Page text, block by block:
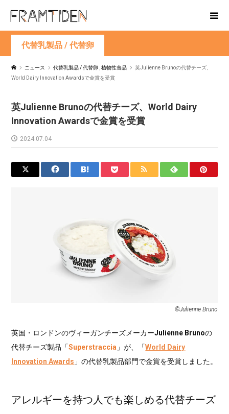
代替乳製品 / 代替卵
ニュース 代替乳製品 / 代替卵 ,植物性食品
英Julienne Brunoの代替チーズ、
World Dairy Innovation Awardsで金賞を受賞
英Julienne Brunoの代替チーズ、World Dairy
Innovation Awardsで金賞を受賞
2024.07.04
©︎Julienne Bruno
英国・ロンドンのヴィーガンチーズメーカーJulienne Brunoの
代替チーズ製品「Superstraccia 」が、「World Dairy
Innovation Awards 」の代替乳製品部門で金賞を受賞しました。
アレルギーを持つ人でも楽しめる代替チーズ